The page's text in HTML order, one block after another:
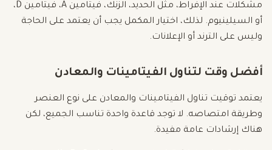
مشكلات عند الإفراط، مثل الحديد، الزنك، فيتامين A، فيتامين D،
أو السيلينيوم. لذلك، اختيار المكمل يجب أن يعتمد على الحاجة
وليس على الترند أو الإعلانات.
أفضل وقت لتناول الفيتامينات والمعادن
يعتمد توقيت تناول الفيتامينات والمعادن على نوع العنصر
وطريقة امتصاصه. لا توجد قاعدة واحدة تناسب الجميع، لكن
هناك إرشادات عامة مفيدة.